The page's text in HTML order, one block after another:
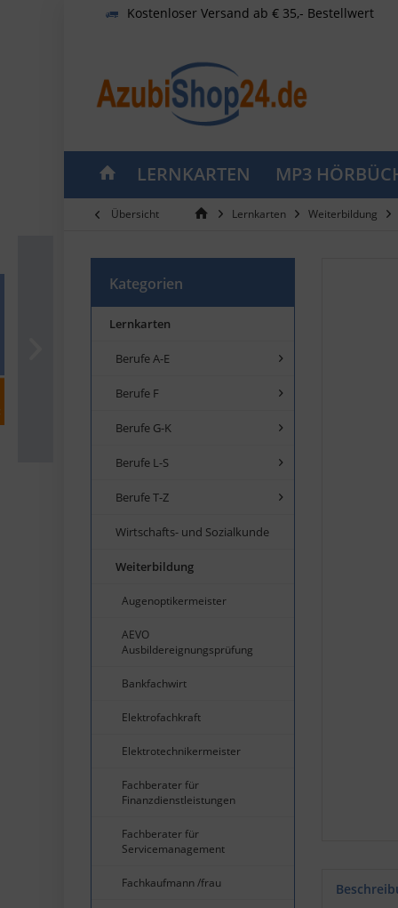
Kostenloser Versand ab € 35,- Bestellwert
LERNKARTEN MP3
Übersicht Lernkarten Weiterbildung
Kategorien
Lernkarten
Berufe A-E
Berufe F
Berufe G-K
Berufe L-S
Berufe T-Z
Wirtschafts- und Sozialkunde
Weiterbildung
Augenoptikermeister
AEVO
Ausbildereignungsprüfung
Bankfachwirt
Elektrofachkraft
Elektrotechnikermeister
Fachberater für
Finanzdienstleistungen
Fachberater für
Servicemanagement
Fachkaufmann /frau